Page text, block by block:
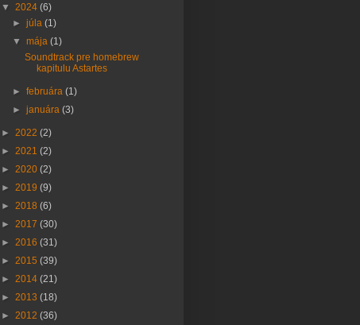
▼ 2024 (6)
►júla(1)
▼mája(1)
Soundtrack pre homebrew
kapitulu Astartes
►februára(1)
►januára(3)
► 2022 (2)
► 2021 (2)
► 2020 (2)
► 2019 (9)
► 2018 (6)
► 2017 (30)
► 2016 (31)
► 2015 (39)
► 2014 (21)
► 2013 (18)
► 2012 (36)